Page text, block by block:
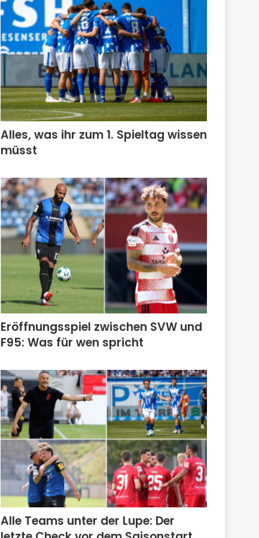
Alles, was ihr zum 1. Spieltag wissen
müsst
Eröffnungsspiel zwischen SVW und
F95: Was für wen spricht
Alle Teams unter der Lupe: Der